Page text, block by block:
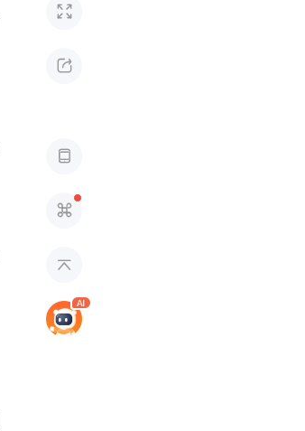




